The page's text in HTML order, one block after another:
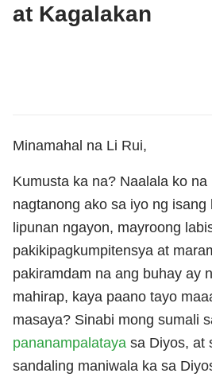
at Kagalakan
Minamahal na Li Rui,
Kumusta ka na? Naalala ko na
nagtanong ako sa iyo ng isang
lipunan ngayon, mayroong
pakikipagkumpitensya at
pakiramdam na ang buhay ay
mahirap, kaya paano tayo
masaya? Sinabi mong sumali
pananampalataya sa Diyos, at
sandaling maniwala ka sa